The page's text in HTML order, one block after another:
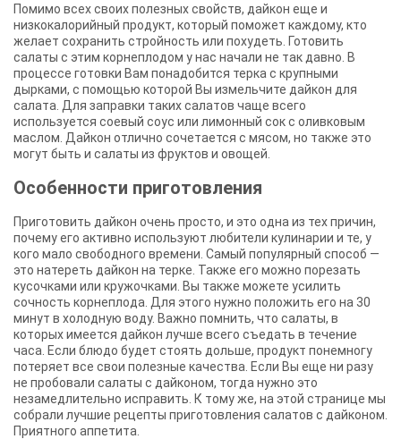
Помимо всех своих полезных свойств, дайкон еще и
низкокалорийный продукт, который поможет каждому, кто
желает сохранить стройность или похудеть. Готовить
салаты с этим корнеплодом у нас начали не так давно. В
процессе готовки Вам понадобится терка с крупными
дырками, с помощью которой Вы измельчите дайкон для
салата. Для заправки таких салатов чаще всего
используется соевый соус или лимонный сок с оливковым
маслом. Дайкон отлично сочетается с мясом, но также это
могут быть и салаты из фруктов и овощей.
Особенности приготовления
Приготовить дайкон очень просто, и это одна из тех причин,
почему его активно используют любители кулинарии и те, у
кого мало свободного времени. Самый популярный способ —
это натереть дайкон на терке. Также его можно порезать
кусочками или кружочками. Вы также можете усилить
сочность корнеплода. Для этого нужно положить его на 30
минут в холодную воду. Важно помнить, что салаты, в
которых имеется дайкон лучше всего съедать в течение
часа. Если блюдо будет стоять дольше, продукт понемногу
потеряет все свои полезные качества. Если Вы еще ни разу
не пробовали салаты с дайконом, тогда нужно это
незамедлительно исправить. К тому же, на этой странице мы
собрали лучшие рецепты приготовления салатов с дайконом.
Приятного аппетита.